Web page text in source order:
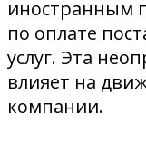
иностранным
по оплате
услуг. Эта
влияет на
компании.